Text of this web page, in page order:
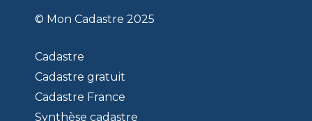
© Mon Cadastre 2025
Cadastre
Cadastre gratuit
Cadastre France
Synthèse cadastre